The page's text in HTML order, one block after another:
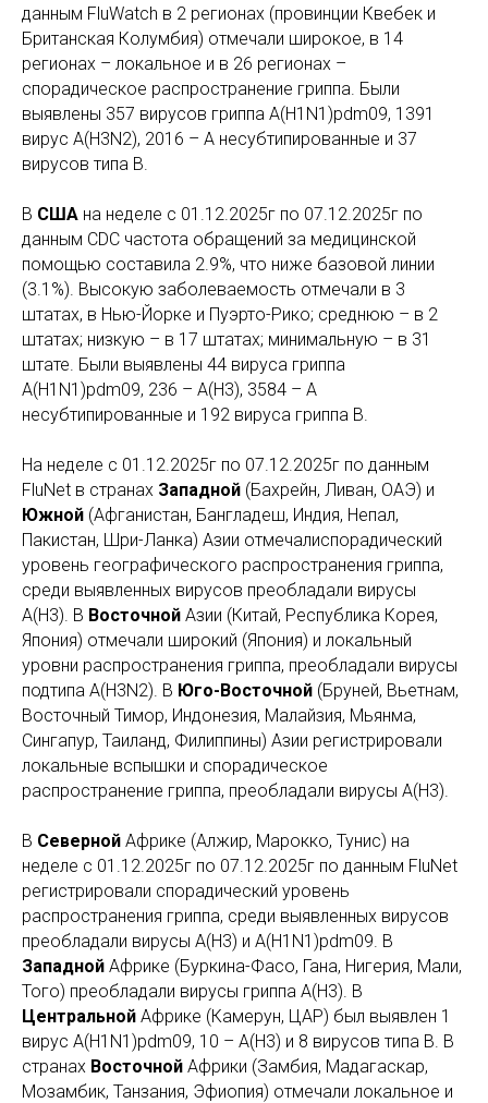
данным FluWatch в 2 регионах (провинции Квебек и
Британская Колумбия) отмечали широкое, в 14
регионах – локальное и в 26 регионах –
спорадическое распространение гриппа. Были
выявлены 357 вирусов гриппа A(H1N1)pdm09, 1391
вирус A(H3N2), 2016 – А несубтипированные и 37
вирусов типа В.
В США на неделе с 01.12.2025г по 07.12.2025г по
данным CDC частота обращений за медицинской
помощью составила 2.9%, что ниже базовой линии
(3.1%). Высокую заболеваемость отмечали в 3
штатах, в Нью-Йорке и Пуэрто-Рико; среднюю – в 2
штатах; низкую – в 17 штатах; минимальную – в 31
штате. Были выявлены 44 вируса гриппа
A(H1N1)pdm09, 236 – A(H3), 3584 – А
несубтипированные и 192 вируса гриппа В.
На неделе с 01.12.2025г по 07.12.2025г по данным
FluNet в странах Западной (Бахрейн, Ливан, ОАЭ) и
Южной (Афганистан, Бангладеш, Индия, Непал,
Пакистан, Шри-Ланка) Азии отмечалиспорадический
уровень географического распространения гриппа,
среди выявленных вирусов преобладали вирусы
А(Н3). В Восточной Азии (Китай, Республика Корея,
Япония) отмечали широкий (Япония) и локальный
уровни распространения гриппа, преобладали вирусы
подтипа А(Н3N2). В Юго-Восточной (Бруней, Вьетнам,
Восточный Тимор, Индонезия, Малайзия, Мьянма,
Сингапур, Таиланд, Филиппины) Азии регистрировали
локальные вспышки и спорадическое
распространение гриппа, преобладали вирусы А(Н3).
В Северной Африке (Алжир, Марокко, Тунис) на
неделе с 01.12.2025г по 07.12.2025г по данным FluNet
регистрировали спорадический уровень
распространения гриппа, среди выявленных вирусов
преобладали вирусы A(H3) и A(H1N1)pdm09. В
Западной Африке (Буркина-Фасо, Гана, Нигерия, Мали,
Того) преобладали вирусы гриппа А(Н3). В
Центральной Африке (Камерун, ЦАР) был выявлен 1
вирус A(H1N1)pdm09, 10 – А(Н3) и 8 вирусов типа В. В
странах Восточной Африки (Замбия, Мадагаскар,
Мозамбик, Танзания, Эфиопия) отмечали локальное и